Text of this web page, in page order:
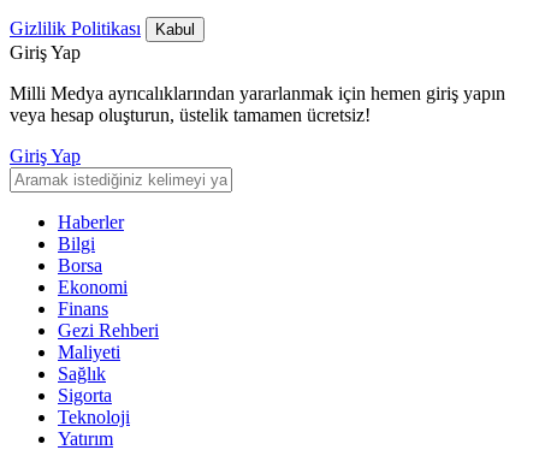
Gizlilik Politikası Kabul
Giriş Yap
Milli Medya ayrıcalıklarından yararlanmak için hemen giriş yapın
veya hesap oluşturun, üstelik tamamen ücretsiz!
Giriş Yap
Haberler
Bilgi
Borsa
Ekonomi
Finans
Gezi Rehberi
Maliyeti
Sağlık
Sigorta
Teknoloji
Yatırım